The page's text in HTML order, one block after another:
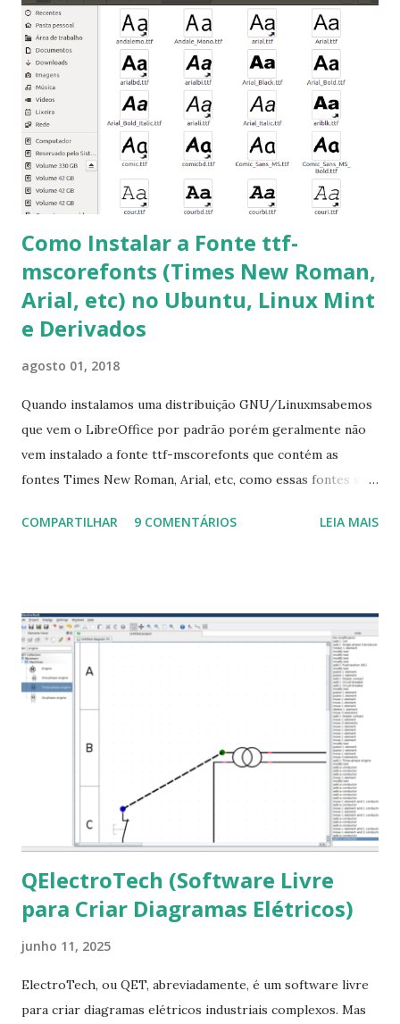
terminal e execute o comando: $ sudo apt-get install ttf-
mscorefonts-installer Leia os termos de uso e avance
clicando em “Ok” Agora aceite os termos de uso clicando
em “Sim” Pronto agora abra o LibreOffice e veja se as
fontes Times New Roman, Arial estão instaladas. Caso
ocorra algum erro ou precisa reinstalar, execute: $ sudo
apt-get install --reinstall ttf-mscorefonts-installer
Como Instalar a Fonte ttf-
mscorefonts (Times New Roman,
Arial, etc) no Ubuntu, Linux Mint
e Derivados
agosto 01, 2018
Quando instalamos uma distribuição GNU/Linuxmsabemos
que vem o LibreOffice por padrão porém geralmente não
vem instalado a fonte ttf-mscorefonts que contém as
fontes Times New Roman, Arial, etc, como essas fontes são
a Associação Brasileira de Normas Técnicas (ABNT), exige
que contém essas fontes. Ao instalar o GNU/Linux abra o
terminal e execute o comando: $ sudo apt-get install ttf-
mscorefonts-installer Leia os termos de uso e avance
clicando em “Ok” Agora aceite os termos de uso clicando
em “Sim” Pronto agora abra o LibreOffice e veja se as
fontes Times New Roman, Arial estão instaladas. Caso
ocorra algum erro ou precisa reinstalar, execute: $ sudo
apt-get install --reinstall ttf-mscorefonts-installer
COMPARTILHAR 9 COMENTÁRIOS LEIA MAIS
QElectroTech (Software Livre
para Criar Diagramas Elétricos)
junho 11, 2025
ElectroTech, ou QET, abreviadamente, é um software livre
para criar diagramas elétricos industriais complexos. Mas